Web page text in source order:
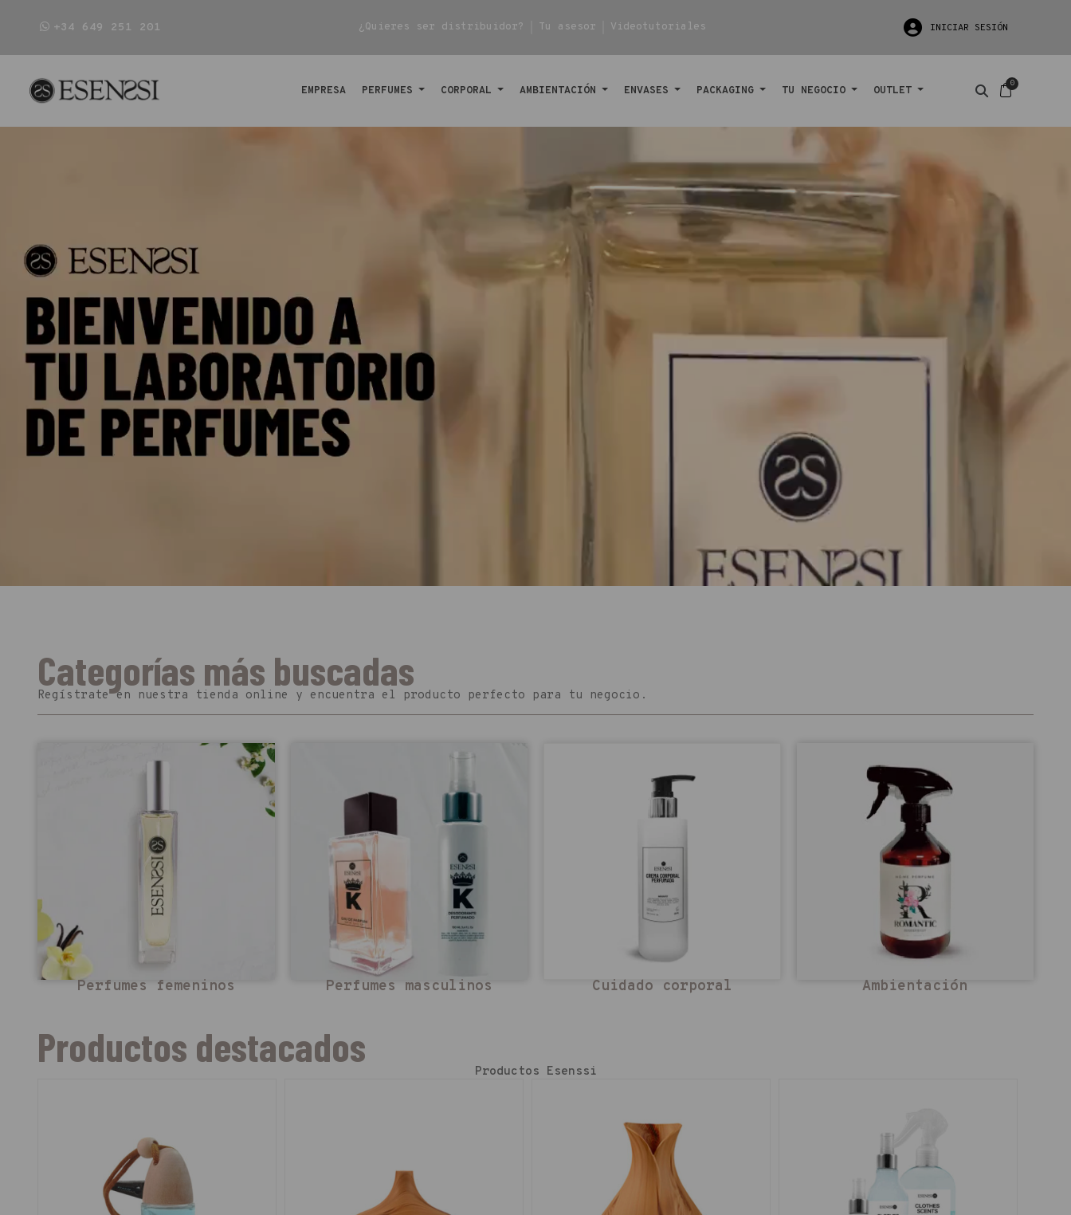
+34 649 251 201 ¿Quieres ser distribuidor? Tu asesor Videotutoriales INICIAR SESIÓN
EMPRESA PERFUMES CORPORAL AMBIENTACIÓN ENVASES PACKAGING TU NEGOCIO OUTLET
Categorías más buscadas
Regístrate en nuestra tienda online y encuentra el producto perfecto para tu negocio.
Perfumes femeninos Perfumes masculinos Cuidado corporal Ambientación
Productos destacados
Productos Esenssi